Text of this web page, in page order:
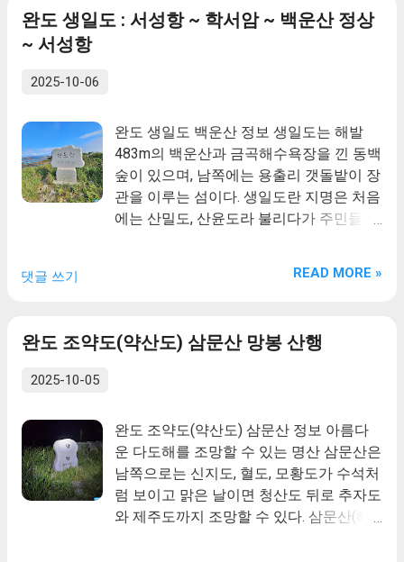
또 하나의 유래는 예로부터 험한 바다에서
조난 사고와 해적들 횡포가 심해 이름을 새
쪽 멀리 제주도까지 바라보일 만큼 조망이
뛰어나다 3. 신지도 상산 신지도(완도군 신
지면)의 서쪽 송곡리 일대에 위치한 산이
다(고도 : 325m). 두 개의 섬이 연육되어 형
성된 신지도의 서측 섬의 주봉을 이룬다
것으로 수록되어 있다. 「조선지형도」에
이 있다. 지명은 마을 주위에 소나무와 계
곡이 많아 유래되었다고 전해진다. 1596년
로 정착했던 ...
래되었다고 전해진다. 1596년(선조 29)에
서쪽 송곡리 일대에 위치한 산이다(고도 :
325m). 두 개의 섬이 연육되어 형성된 신지
도의 서측 섬의 주봉을 이룬다 「조선지지
자료」 에 송곡(松谷)에 소재한 것으로 수
록되어 있다. 「조선지형도」에는 산의 남
북측 해안 말단부에 송곡 마을이 있다. 지
세기에 김해 김씨가 처음으로 정착했던 것
완도 생일도 : 서성항 ~ 학서암 ~ 백운산 정상
~ 서성항
2025-10-06
완도 생일도 백운산 정보 생일도는 해발
483m의 백운산과 금곡해수욕장을 낀 동백
숲이 있으며, 남쪽에는 용출리 갯돌밭이 장
관을 이루는 섬이다. 생일도란 지명은 처음
에는 산밀도, 산윤도라 불리다가 주민들의
일도라 부르게 되었다고 한다. 또 하나의
새로 태어나라는 뜻에서 생일도라고 불렀
제주도까지 바라보일 만큼 조망이 뛰어나
다
댓글 쓰기 READ MORE »
완도 조약도(약산도) 삼문산 망봉 산행
2025-10-05
완도 조약도(약산도) 삼문산 정보 아름다
운 다도해를 조망할 수 있는 명산 삼문산은
남쪽으로는 신지도, 혈도, 모황도가 수석처
럼 보이고 맑은 날이면 청산도 뒤로 추자도
와 제주도까지 조망할 수 있다. 삼문산(해